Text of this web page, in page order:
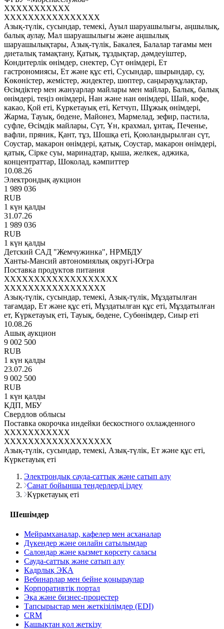
XXXXXXXXXXX
XXXXXXXXXXXXXXXX
Азық-түлік, сусындар, темекі, Ауыл шаруашылығы, аңшылық,
балық аулау, Мал шаруашылығы және аңшылық
шаруашылықтары, Азық-түлік, Бакалея, Балалар тағамы мен
диеталық тамақтану, Қатық, тұздықтар, дәмдеуіштер,
Кондитерлік өнімдер, снектер, Сүт өнімдері, Ет
гастрономиясы, Ет және құс еті, Сусындар, шырындар, су,
Көкөністер, жемістер, жидектер, шөптер, саңырауқұлақтар,
Өсімдіктер мен жануарлар майлары мен майлар, Балық, балық
өнімдері, теңіз өнімдері, Нан және нан өнімдері, Шай, кофе,
какао, Қой еті, Күркетауық еті, Кетчуп, Шұжық өнімдері,
Жарма, Тауық, бөдене, Майонез, Мармелад, зефир, пастила,
суфле, Өсімдік майлары, Сүт, Ұн, крахмал, ұнтақ, Печенье,
вафли, пряник, Қант, тұз, Шошқа еті, Қоюландырылған сүт,
Соустар, макарон өнімдері, қатық, Соустар, макарон өнімдері,
қатық, Сірке суы, маринадтар, қыша, желкек, аджика,
концентраттар, Шоколад, кәмпиттер
10.08.26
Электрондық аукцион
1 989 036
RUB
1 күн қалды
31.07.26
1 989 036
RUB
1 күн қалды
Детский САД "Жемчужинка", НРМБДУ
Ханты-Мансий автономиялық округі-Югра
Поставка продуктов питания
XXXXXXXXXXXXXXXXXXX
XXXXXXXXXXXXXXXXX
Азық-түлік, сусындар, темекі, Азық-түлік, Мұздатылған
тағамдар, Ет және құс еті, Мұздатылған құс еті, Мұздатылған
ет, Күркетауық еті, Тауық, бөдене, Субөнімдер, Сиыр еті
10.08.26
Ашық аукцион
9 002 500
RUB
1 күн қалды
23.07.26
9 002 500
RUB
1 күн қалды
КДП, МБУ
Свердлов облысы
Поставка окорочка индейки бескостного охлажденного
XXXXXXXXXXX
XXXXXXXXXXXXXXXXXX
Азық-түлік, сусындар, темекі, Азық-түлік, Ет және құс еті,
Күркетауық еті
Электрондық сауда-саттық және сатып алу
Санат бойынша тендерлерді іздеу
Күркетауық еті
Шешімдер
Мейрамханалар, кафелер мен асханалар
Дүкендер және онлайн сатылымдар
Салондар және қызмет көрсету саласы
Сауда-саттық және сатып алу
Кадрлық ЭҚА
Вебинарлар мен бейне қоңыраулар
Корпоративтік портал
Эқа және бизнес-процестер
Тапсырыстар мен жеткізілімдер (EDI)
CRM
Қашықтан қол жеткізу